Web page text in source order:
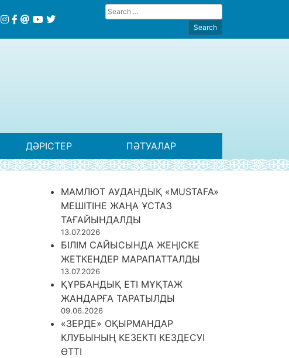
ДӘРІСТЕР ПӘТУАЛАР
МАМЛЮТ АУДАНДЫҚ «MUSTAFA»
МЕШІТІНЕ ЖАҢА ҰСТАЗ
ТАҒАЙЫНДАЛДЫ
13.07.2026
БІЛІМ САЙЫСЫНДА ЖЕҢІСКЕ
ЖЕТКЕНДЕР МАРАПАТТАЛДЫ
13.07.2026
ҚҰРБАНДЫҚ ЕТІ МҰҚТАЖ
ЖАНДАРҒА ТАРАТЫЛДЫ
09.06.2026
«ЗЕРДЕ» ОҚЫРМАНДАР
КЛУБЫНЫҢ КЕЗЕКТІ КЕЗДЕСУІ
ӨТТІ